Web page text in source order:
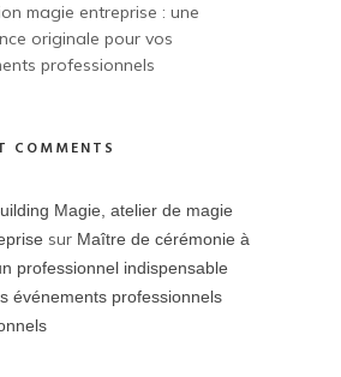
magie entreprise : une
originale pour vos
professionnels
COMMENTS
Magie, atelier de magie
sur Maître de cérémonie à
professionnel indispensable
événements professionnels